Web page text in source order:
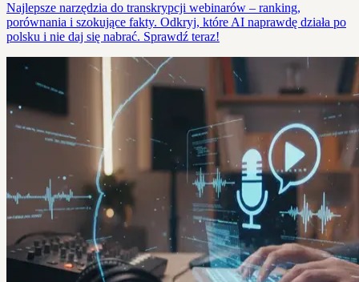
Najlepsze narzędzia do transkrypcji webinarów – ranking,
porównania i szokujące fakty. Odkryj, które AI naprawdę działa po
polsku i nie daj się nabrać. Sprawdź teraz!